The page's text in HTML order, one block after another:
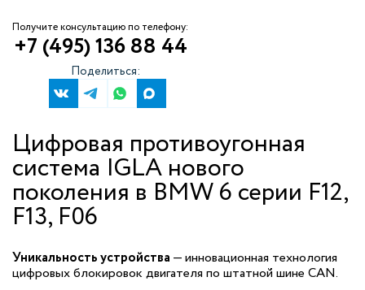
Получите консультацию по телефону:
+7 (495) 136 88 44
Поделиться:
Цифровая противоугонная
система IGLA нового
поколения в BMW 6 серии F12,
F13, F06
Уникальность устройства — инновационная технология
цифровых блокировок двигателя по штатной шине CAN.